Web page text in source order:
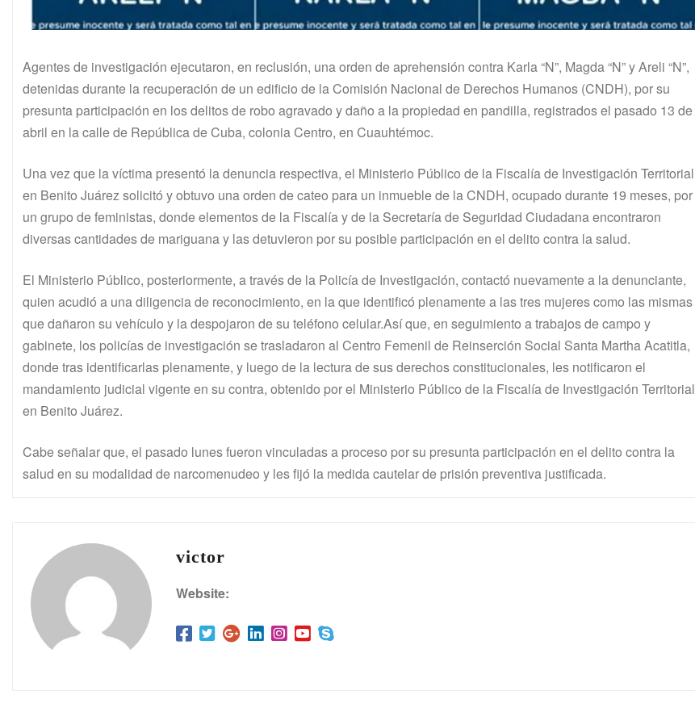
Agentes de investigación ejecutaron, en reclusión, una orden de aprehensión contra Karla “N”, Magda “N” y Areli “N”,
detenidas durante la recuperación de un edificio de la Comisión Nacional de Derechos Humanos (CNDH), por su
presunta participación en los delitos de robo agravado y daño a la propiedad en pandilla, registrados el pasado 13 de
abril en la calle de República de Cuba, colonia Centro, en Cuauhtémoc.
Una vez que la víctima presentó la denuncia respectiva, el Ministerio Público de la Fiscalía de Investigación Territorial
en Benito Juárez solicitó y obtuvo una orden de cateo para un inmueble de la CNDH, ocupado durante 19 meses, por
un grupo de feministas, donde elementos de la Fiscalía y de la Secretaría de Seguridad Ciudadana encontraron
diversas cantidades de mariguana y las detuvieron por su posible participación en el delito contra la salud.
El Ministerio Público, posteriormente, a través de la Policía de Investigación, contactó nuevamente a la denunciante,
quien acudió a una diligencia de reconocimiento, en la que identificó plenamente a las tres mujeres como las mismas
que dañaron su vehículo y la despojaron de su teléfono celular.Así que, en seguimiento a trabajos de campo y
gabinete, los policías de investigación se trasladaron al Centro Femenil de Reinserción Social Santa Martha Acatitla,
donde tras identificarlas plenamente, y luego de la lectura de sus derechos constitucionales, les notificaron el
mandamiento judicial vigente en su contra, obtenido por el Ministerio Público de la Fiscalía de Investigación Territorial
en Benito Juárez.
Cabe señalar que, el pasado lunes fueron vinculadas a proceso por su presunta participación en el delito contra la
salud en su modalidad de narcomenudeo y les fijó la medida cautelar de prisión preventiva justificada.
victor
Website: